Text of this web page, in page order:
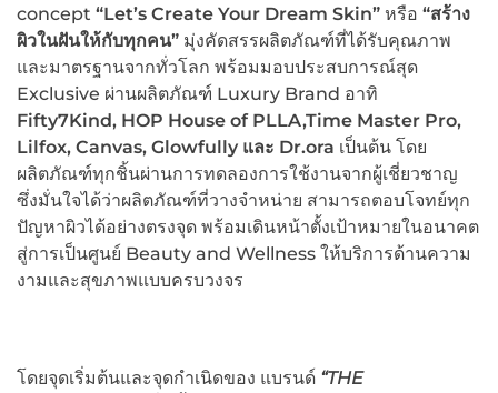
concept “Let’s Create Your Dream Skin” หรือ “สร้าง
ผิวในฝันให้กับทุกคน” มุ่งคัดสรรผลิตภัณฑ์ที่ได้รับคุณภาพ
และมาตรฐานจากทั่วโลก พร้อมมอบประสบการณ์สุด
Exclusive ผ่านผลิตภัณฑ์ Luxury Brand อาทิ
Fifty7Kind, HOP House of PLLA,Time Master Pro,
Lilfox, Canvas, Glowfully และ Dr.ora เป็นต้น โดย
ผลิตภัณฑ์ทุกชิ้นผ่านการทดลองการใช้งานจากผู้เชี่ยวชาญ
ซึ่งมั่นใจได้ว่าผลิตภัณฑ์ที่วางจำหน่าย สามารถตอบโจทย์ทุก
ปัญหาผิวได้อย่างตรงจุด พร้อมเดินหน้าตั้งเป้าหมายในอนาคต
สู่การเป็นศูนย์ Beauty and Wellness ให้บริการด้านความ
งามและสุขภาพแบบครบวงจร
โดยจุดเริ่มต้นและจุดกำเนิดของ แบรนด์ “THE